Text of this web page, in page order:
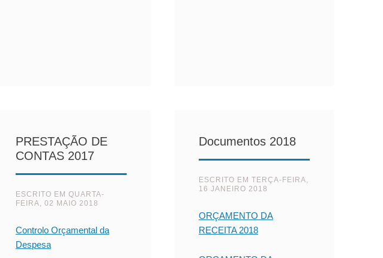
PRESTAÇÃO DE
CONTAS 2017
ESCRITO EM QUARTA-
FEIRA, 02 MAIO 2018
Controlo Orçamental da
Despesa
Documentos 2018
ESCRITO EM TERÇA-FEIRA,
16 JANEIRO 2018
ORÇAMENTO DA
RECEITA 2018